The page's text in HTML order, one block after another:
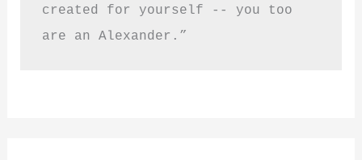
created for yourself -- you too
are an Alexander.”